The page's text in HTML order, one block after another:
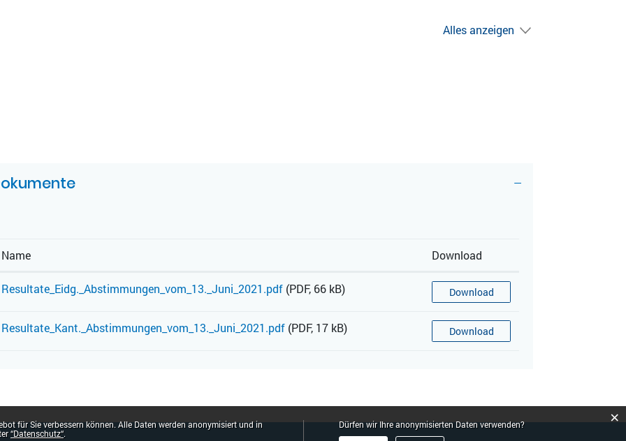
Alles anzeigen
Name Download
Resultate_Eidg._Abstimmungen_vom_13._Juni_2021.pdf (PDF, 66 kB) Download
Resultate_Kant._Abstimmungen_vom_13._Juni_2021.pdf (PDF, 17 kB) Download
für Sie verbessern können. Alle Daten werden anonymisiert und in
“Datenschutz“.
Dürfen wir Ihre anonymisierten Daten verwenden? ×